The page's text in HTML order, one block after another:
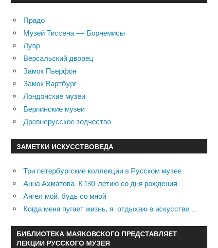
Прадо
Музей Тиссена — Борнемисы
Лувр
Версальский дворец
Замок Пьерфон
Замок Вартбург
Лондонские музеи
Берлинские музеи
Древнерусское зодчество
ЗАМЕТКИ ИСКУССТВОВЕДА
Три петербургские коллекции в Русском музее
Анна Ахматова. К 130-летию со дня рождения
Ангел мой, будь со мной
Когда меня пугает жизнь, я отдыхаю в искусстве …
БИБЛИОТЕКА МАЯКОВСКОГО ПРЕДСТАВЛЯЕТ
ЛЕКЦИИ РУССКОГО МУЗЕЯ